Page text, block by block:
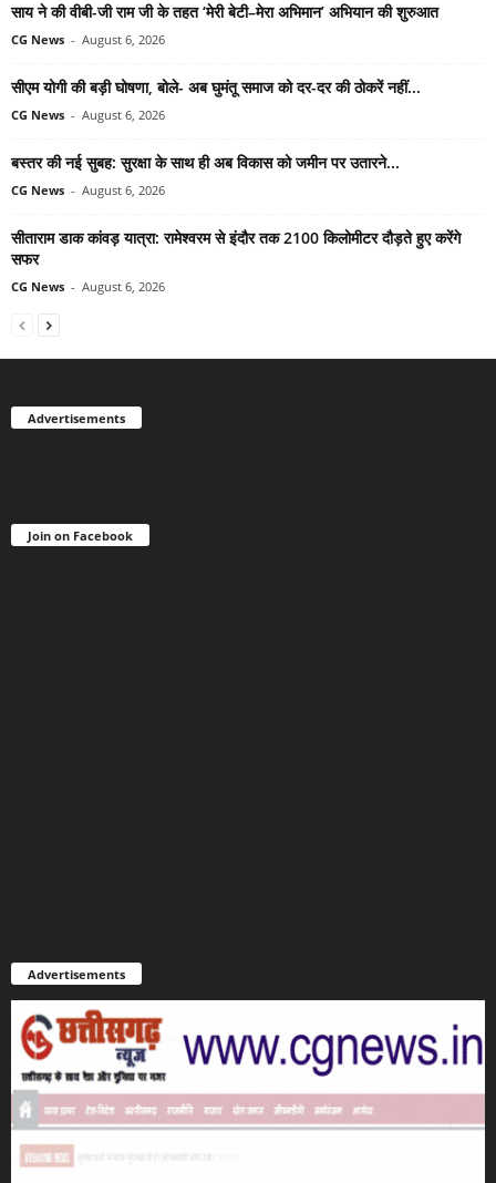
साय ने की वीबी-जी राम जी के तहत ‘मेरी बेटी–मेरा अभिमान’ अभियान की शुरुआत
CG News - August 6, 2026
सीएम योगी की बड़ी घोषणा, बोले- अब घुमंतू समाज को दर-दर की ठोकरें नहीं...
CG News - August 6, 2026
बस्तर की नई सुबह: सुरक्षा के साथ ही अब विकास को जमीन पर उतारने...
CG News - August 6, 2026
सीताराम डाक कांवड़ यात्रा: रामेश्वरम से इंदौर तक 2100 किलोमीटर दौड़ते हुए करेंगे
सफर
CG News - August 6, 2026
Advertisements
Join on Facebook
Advertisements